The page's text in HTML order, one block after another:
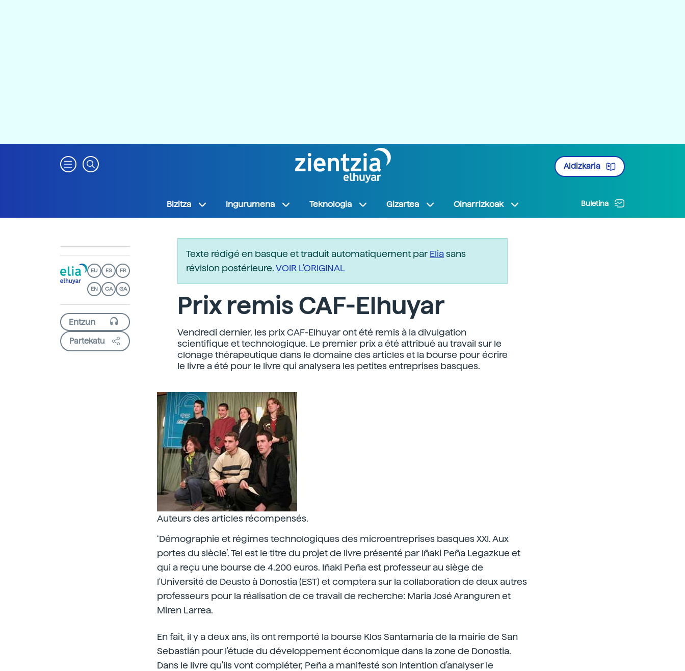
Aldizkaria
Bizitza Ingurumena Teknologia Gizartea Oinarrizkoak Buletina
EU ES FR
EN CA GA
Partekatu
Texte rédigé en basque et traduit automatiquement parEliasans
révision postérieure.VOIR L'ORIGINAL
Prix remis CAF-Elhuyar
Vendredi dernier, les prix CAF-Elhuyar ont été remis à la divulgation
scientifique et technologique. Le premier prix a été attribué au travail sur le
clonage thérapeutique dans le domaine des articles et la bourse pour écrire
le livre a été pour le livre qui analysera les petites entreprises basques.
Auteurs des articles récompensés.
‘Démographie et régimes technologiques des microentreprises basques XXI. Aux
portes du siècle’. Tel est le titre du projet de livre présenté par Iñaki Peña Legazkue et
qui a reçu une bourse de 4.200 euros. Iñaki Peña est professeur au siège de
l'Université de Deusto à Donostia (EST) et comptera sur la collaboration de deux autres
professeurs pour la réalisation de ce travail de recherche: Maria José Aranguren et
Miren Larrea.
En fait, il y a deux ans, ils ont remporté la bourse Klos Santamaría de la mairie de San
Sebastián pour l'étude du développement économique dans la zone de Donostia.
Dans le livre qu'ils vont compléter, Peña a manifesté son intention d'analyser le